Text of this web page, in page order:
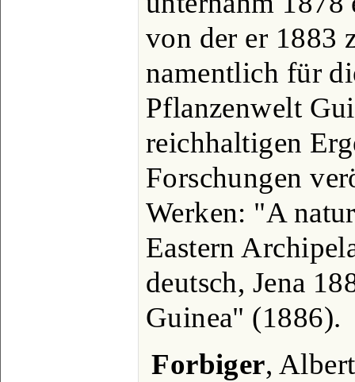
von der er 1883
namentlich für
Pflanzenwelt
reichhaltigen
Forschungen
Werken: "A
Eastern
deutsch, Jena
Guinea" (1886).
Forbiger,